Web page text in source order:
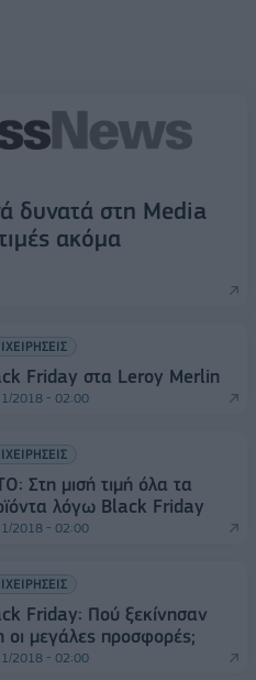
δυνατά στη Media
ακόμα
Friday στα Leroy Merlin
2018 - 02:00
Στη μισή τιμή όλα τα
λόγω Black Friday
2018 - 02:00
Friday: Πού ξεκίνησαν
οι μεγάλες προσφορές;
2018 - 02:00